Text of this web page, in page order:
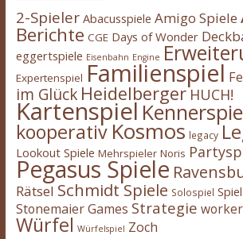
2-Spieler Abacusspiele Amigo Spiele
Berichte CGE Days of Wonder
eggertspiele Eisenbahn Engine
Expertenspiel Familienspiel
im Glück Heidelberger HUCH!
Kartenspiel
kooperativ Kosmos legacy
Lookout Spiele Mehrspieler Noris
Pegasus Spiele
Rätsel Schmidt Spiele Solospiel
Stonemaier Games Strategie
Würfel Würfelspiel Zoch